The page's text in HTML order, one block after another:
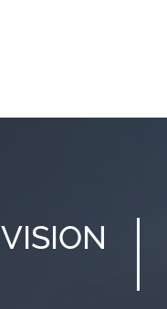
VISION